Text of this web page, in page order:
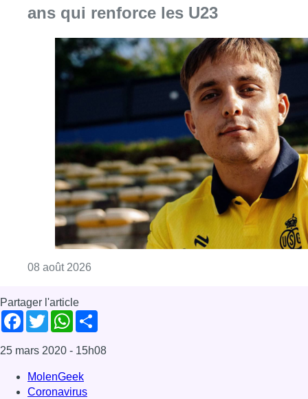
ans qui renforce les U23
08 août 2026
Partager l'article
Facebook
TwitterWhatsApp
25 mars 2020 - 15h08
MolenGeek
Coronavirus